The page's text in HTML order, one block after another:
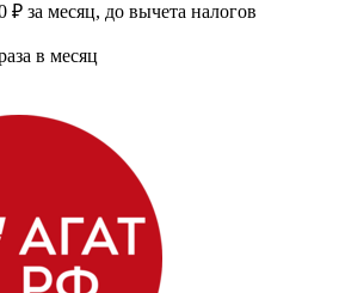
₽ за месяц, до вычета налогов
в месяц